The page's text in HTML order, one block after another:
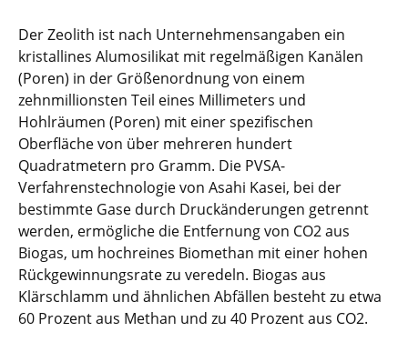
Der Zeolith ist nach Unternehmensangaben ein
kristallines Alumosilikat mit regelmäßigen Kanälen
(Poren) in der Größenordnung von einem
zehnmillionsten Teil eines Millimeters und
Hohlräumen (Poren) mit einer spezifischen
Oberfläche von über mehreren hundert
Quadratmetern pro Gramm. Die PVSA-
Verfahrenstechnologie von Asahi Kasei, bei der
bestimmte Gase durch Druckänderungen getrennt
werden, ermögliche die Entfernung von CO2 aus
Biogas, um hochreines Biomethan mit einer hohen
Rückgewinnungsrate zu veredeln. Biogas aus
Klärschlamm und ähnlichen Abfällen besteht zu etwa
60 Prozent aus Methan und zu 40 Prozent aus CO2.